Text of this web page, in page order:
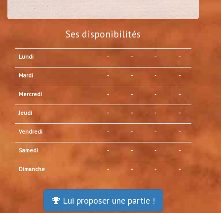
Ses disponibilités
Lundi - - - -
Mardi - - - -
Mercredi - - - -
Jeudi - - - -
Vendredi - - - -
Samedi - - - -
Dimanche - - - -
Lui proposer une partie !